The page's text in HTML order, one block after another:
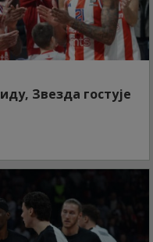
Звезда гостује